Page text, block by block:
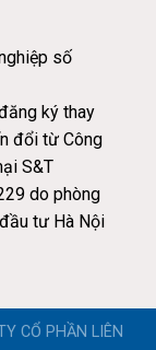
số
ký thay
đổi từ Công
S&T
do phòng
tư Hà Nội
CỔ PHẦN LIÊN